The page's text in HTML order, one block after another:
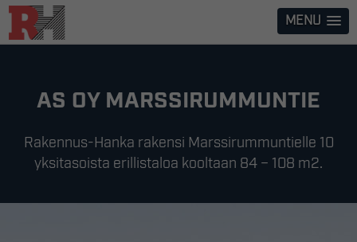
MENU
Skip
content
AS OY MARSSIRUMMUNTIE
Rakennus-Hanka rakensi Marssirummuntielle 10
yksitasoista erillistaloa kooltaan 84 – 108 m2.